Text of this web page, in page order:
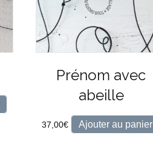
Prénom avec
abeille
37,00€ Ajouter au panier